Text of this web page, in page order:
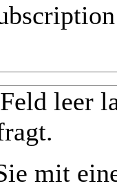
leer
mit